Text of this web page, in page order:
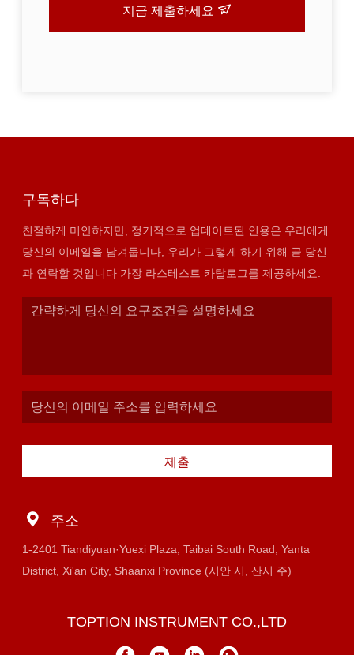
지금 제출하세요
구독하다
친절하게 미안하지만, 정기적으로 업데이트된 인용은 우리에게
당신의 이메일을 남겨둡니다, 우리가 그렇게 하기 위해 곧 당신
과 연락할 것입니다 가장 라스테스트 카탈로그를 제공하세요.
제출
주소
1-2401 Tiandiyuan·Yuexi Plaza, Taibai South Road, Yanta
District, Xi'an City, Shaanxi Province (시안 시, 산시 주)
TOPTION INSTRUMENT CO.,LTD